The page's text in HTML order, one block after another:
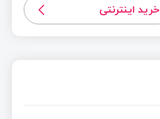
خرید اینترنتی